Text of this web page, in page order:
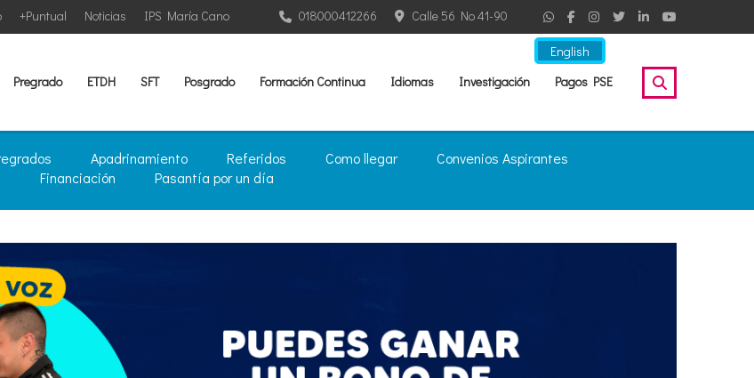
English
IPS María Cano
Noticias
+Puntual Calle 56 No 41-90
018000412266
Pregrado ETDH SFT Posgrado Formación Continua Idiomas Investigación Pagos PSE
Apadrinamiento Referidos Como llegar
Convenios Aspirantes
Financiación
Pasantía por un día